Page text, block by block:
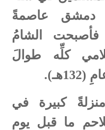
دمشق عاصمةً
فأصبحت الشامُ
كلِّه طوالَ
كبيرة في
ما قبل يومِ